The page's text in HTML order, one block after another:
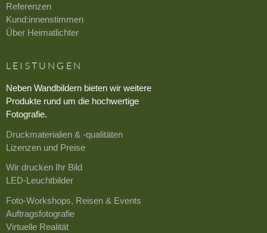
Referenzen
Kund:innenstimmen
Über Heimatlichter
LEISTUNGEN
Neben Wandbildern bieten wir weitere
Produkte rund um die hochwertige
Fotografie.
Druckmaterialien & -qualitäten
Lizenzen und Preise
Wir drucken Ihr Bild
LED-Leuchtbilder
Foto-Workshops, Reisen & Events
Auftragsfotografie
Virtuelle Realität